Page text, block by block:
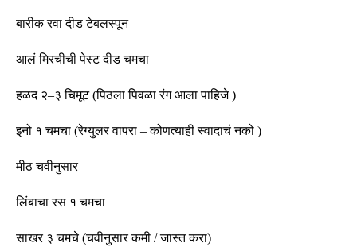
बारीक रवा दीड टेबलस्पून
आलं मिरचीची पेस्ट दीड चमचा
हळद २–३ चिमूट(पिठला पिवळा रंग आला पाहिजे)
इनो १ चमचा (रेग्युलर वापरा –कोणत्याही स्वादाचं नको )
मीठ चवीनुसार
लिंबाचा रस १ चमचा
साखर ३ चमचे (चवीनुसार कमी /जास्त करा)